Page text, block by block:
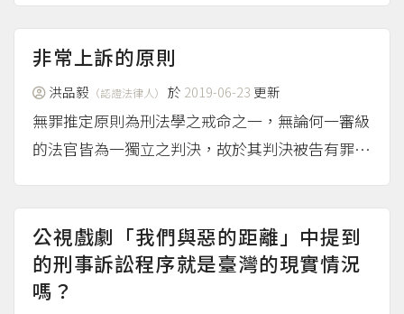
已於103年12月18日施行，其中第1項前段規定：
「以現金繳納保證金具保者，保...
非常上訴的原則
洪品毅 （認證法律人） 於 2019-06-23 更新
無罪推定原則為刑法學之戒命之一，無論何一審級
的法官皆為一獨立之判決，故於其判決被告有罪之
審法院。（more...）
公視戲劇「我們與惡的距離」中提到
的刑事訴訟程序就是臺灣的現實情況
嗎？